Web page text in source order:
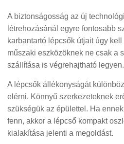
A biztonságosság az új
létrehozásánál egyre fontosabb
karbantartó lépcsők útjait úgy
műszaki eszközöknek ne csak a
szállítása is végrehajtható legyen.
A lépcsők állékonyságát
elérni. Könnyű szerkezeteknek
szükségük az épülettel. Ha ennek
fenn, akkor a lépcső kompakt
kialakítása jelenti a megoldást.